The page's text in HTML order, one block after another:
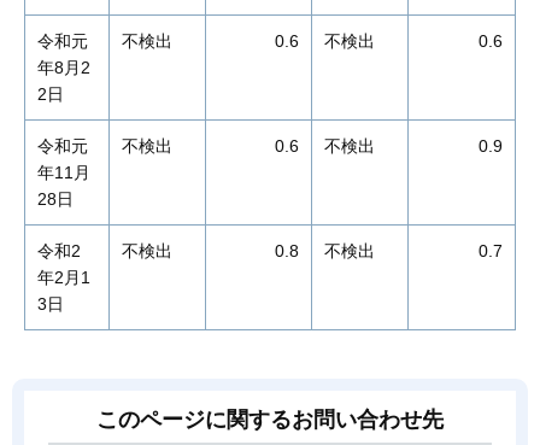
令和元
年8月2
2日
不検出 0.6 不検出 0.6
令和元
年11月
28日
不検出 0.6 不検出 0.9
令和2
年2月1
3日
不検出 0.8 不検出 0.7
このページに関するお問い合わせ先